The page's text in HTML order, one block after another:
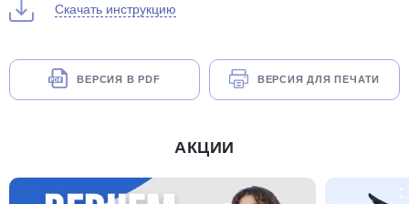
Скачать инструкцию
ВЕРСИЯ В PDF ВЕРСИЯ ДЛЯ ПЕЧАТИ
АКЦИИ